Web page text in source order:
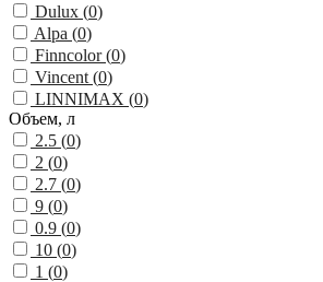
Dulux (0)
Alpa (0)
Finncolor (0)
Vincent (0)
LINNIMAX (0)
Объем, л
2.5 (0)
2 (0)
2.7 (0)
9 (0)
0.9 (0)
10 (0)
1 (0)